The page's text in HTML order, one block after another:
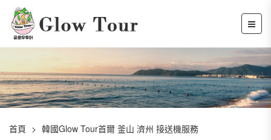
首頁 韓國Glow Tour首爾 釜山 濟州 接送機服務